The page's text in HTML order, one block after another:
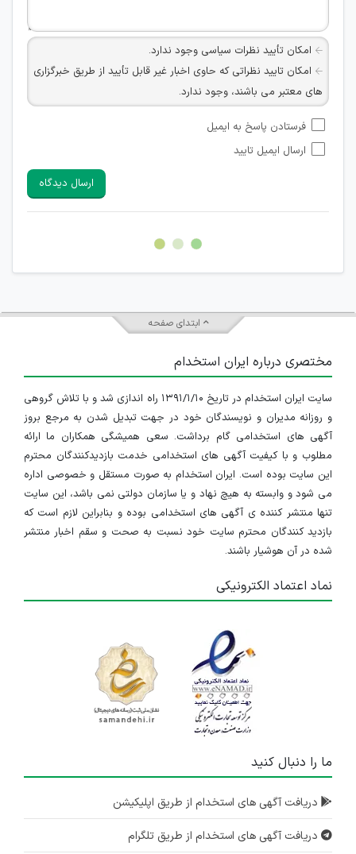
امکان تأیید نظرات سیاسی وجود ندارد.
امکان تایید نظراتی که حاوی اخبار غیر قابل تأیید از طریق خبرگزاری
های معتبر می باشند، وجود ندارد.
شبکه های مجازی ارتباطی می باشند وجود ندارد.
امکان تأیید نظرات کاربرانی که به هر طریقی قصد مأیوس کردن
هرگونه تحریک، تحقیر و کنایه به سایر افراد (مسئول و غیر مسئول)
غیر مجاز می باشد.
امکان هماهنگی برای هرگونه ملاقات حضوری چه به صورت دسته
فرستادن پاسخ به ایمیل
ارسال ایمیل تایید
ارسال دیدگاه
ابتدای صفحه
مختصری درباره ایران استخدام
سایت ایران استخدام در تاریخ ۱۳۹۱/۱/۱۰ راه اندازی شد و با تلاش گروهی
و روزانه مدیران و نویسندگان خود در جهت تبدیل شدن به مرجع بروز
آگهی های استخدامی گام برداشت. سعی همیشگی همکاران ما ارائه
مطلوب و با کیفیت آگهی های استخدامی خدمت بازدیدکنندگان محترم
این سایت بوده است. ایران استخدام به صورت مستقل و خصوصی اداره
می شود و وابسته به هیچ نهاد و یا سازمان دولتی نمی باشد، این سایت
تنها منتشر کننده ی آگهی های استخدامی بوده و بنابراین لازم است که
بازدید کنندگان محترم سایت خود نسبت به صحت و سقم اخبار منتشر
شده در آن هوشیار باشند.
نماد اعتماد الکترونیکی
ما را دنبال کنید
دریافت آگهی های استخدام از طریق اپلیکیشن
دریافت آگهی های استخدام از طریق تلگرام